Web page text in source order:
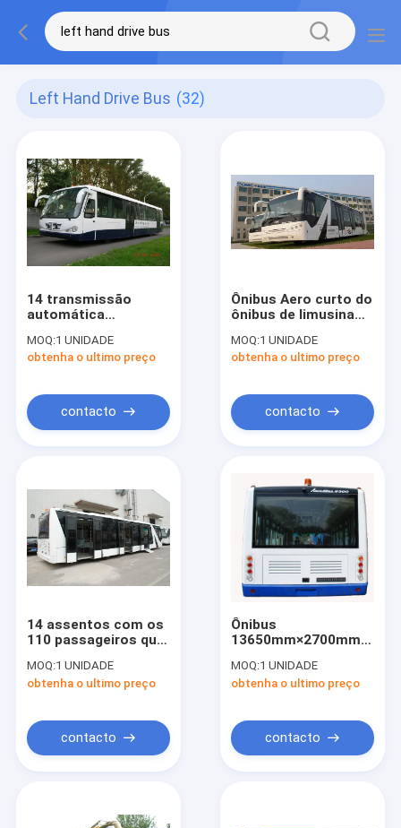
Left Hand Drive Bus (32)
14 transmissão
automática
Allison 2100 do
ônibus de transfer
porta de Seat 4
MOQ:1 UNIDADE
obtenha o ultimo preço
contacto
Ônibus Aero curto do
ônibus de limusina
da volta equivalente
ao ônibus de Neoplan
MOQ:1 UNIDADE
obtenha o ultimo preço
contacto
14 assentos com os
110 passageiros que
ônibus do avental do
aeroporto
MOQ:1 UNIDADE
obtenha o ultimo preço
contacto
Ônibus
internacional de 77
passageiros
MOQ:1 UNIDADE
obtenha o ultimo preço
contacto